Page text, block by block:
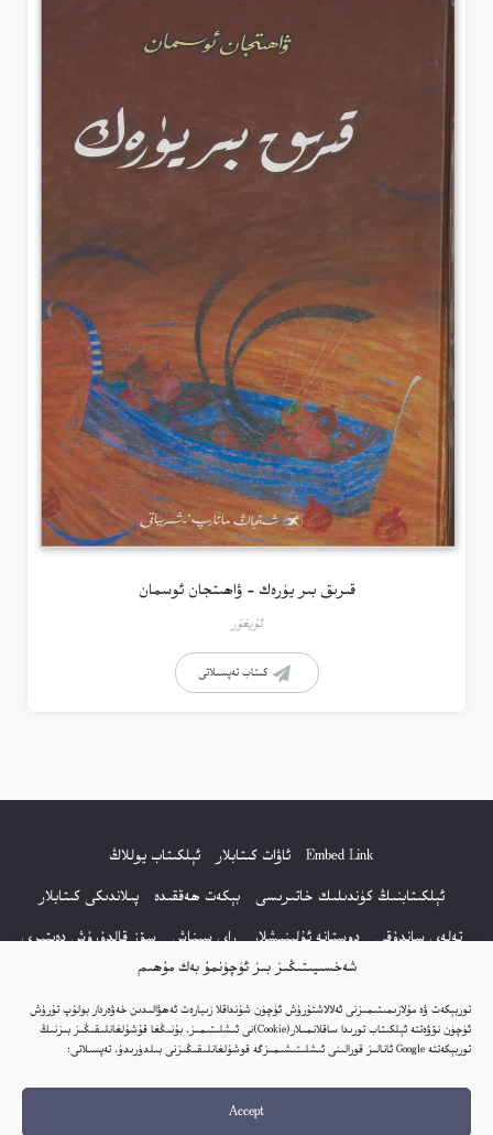
شەخسىيىتىڭىز بىز ئۈچۈنمۇ بەك مۇھىم
توربېكەت ۋە مۇلازىمىتىمىزنى ئەلالاشتۇرۇش ئۈچۈن شۇنداقلا زىيارەت ئەھۋالىدىن خەۋەردار بولۇپ تۇرۇش
ئۈچۈن نۆۋەتتە ئېلكىتاب تورىدا ساقلانمىلار(Cookie)نى ئىشلىتىمىز. بۇنىڭغا قۇشۇلغانلىقىڭىز بىزنىڭ
توربېكەتتە Google ئانالىز قورالىنى ئىشلىتىشىمىزگە قوشۇلغانلىقىڭىزنى بىلدۈرىدۇ. تەپسىلاتى:
Accept
قىرىق بىر يۈرەك – ۋاھىتجان ئوسمان
ئۇيغۇر
كىتاب تەپسىلاتى
Embed Link ئاۋات كىتابلار
ئېلكىتاب يوللاڭ
ئېلكىتابنىڭ كۈندىلىك خاتىرىسى
بېكەت ھەققىدە
پىلاندىكى كىتابلار
تەلەي ساندۇقى
دوستانە ئۇلىنىشلار راي سىناش
سۆز قالدۇرۇش دەپتىرى
كۆپ سورالغان سۇئاللار
كىتاب تىزىملىكى
مەخپىيەتلىك باياناتى
نەشىر ھوقۇقى باياناتى
© 2017-2026 تور بېكەتنىڭ بارلىق ھوقۇقى ئېلكىتاب تورى غا مەنسۇپ.